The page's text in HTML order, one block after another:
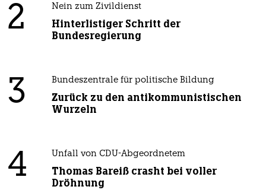
2 Nein zum Zivildienst
Hinterlistiger Schritt der
Bundesregierung
3 Bundeszentrale für politische Bildung
Zurück zu den antikommunistischen
Wurzeln
4 Unfall von CDU-Abgeordnetem
Thomas Bareiß crasht bei voller
Dröhnung